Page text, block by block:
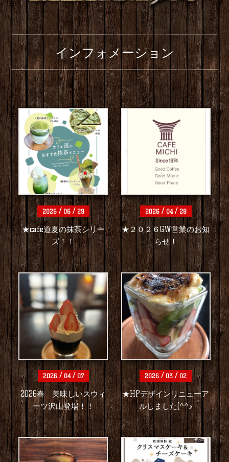
インフォメーション
2026/ 06/ 29
★cafe道夏の抹茶シリー
ズ！！
2026/ 04/ 28
★２０２６GW営業のお知
らせ！
2026/ 04/ 07
2026春 美味しいスウィ
ーツ沢山登場！！
2026 / 03 / 02
★HPデザインリニューア
ルしました(^^♪